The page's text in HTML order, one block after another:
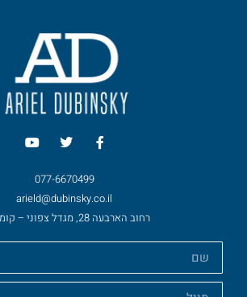
077-6670499
arield@dubinsky.co.il
רחוב הארבעה 28, מגדל צפוני – קומה 35